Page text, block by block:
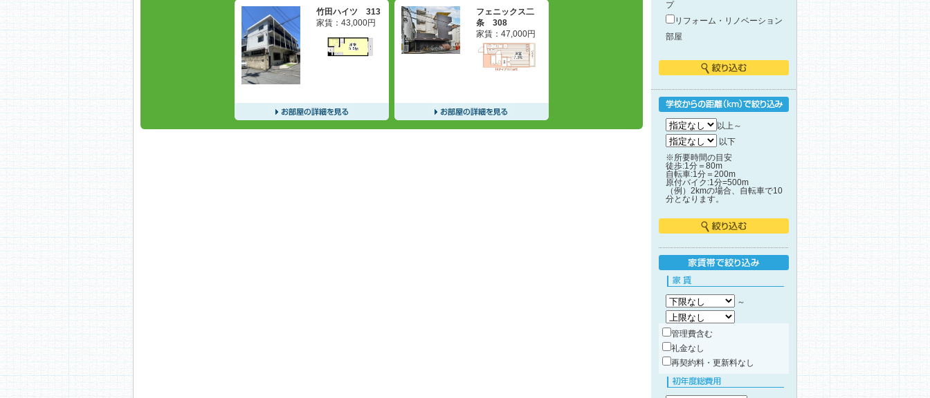
竹田ハイツ 313
家賃：43,000円
フェニックス二
条 308
家賃： 47,000円
プ
リフォーム・リノベーション
部屋
以上～
以下
※所要時間の目安
徒歩:1分＝80m
自転車:1分＝200m
原付バイク:1分=500m
（例）2kmの場合、自転車で10
分となります。
～
管理費含む
礼金なし
再契約料・更新料なし